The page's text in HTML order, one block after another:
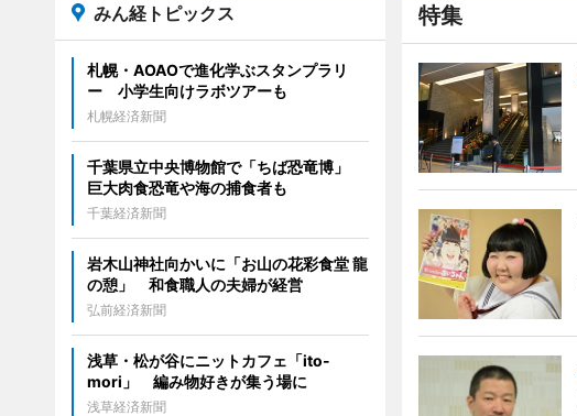
特集
みん経トピックス
札幌・AOAOで進化学ぶスタンプラリ
ー 小学生向けラボツアーも
札幌経済新聞
千葉県立中央博物館で「ちば恐竜博」
巨大肉食恐竜や海の捕食者も
千葉経済新聞
岩木山神社向かいに「お山の花彩食堂 龍
の憩」 和食職人の夫婦が経営
弘前経済新聞
浅草・松が谷にニットカフェ「ito-
mori」 編み物好きが集う場に
浅草経済新聞